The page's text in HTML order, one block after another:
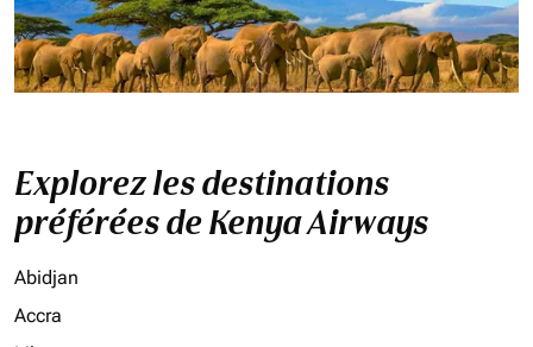
Explorez les destinations
préférées de Kenya Airways
Abidjan
Accra